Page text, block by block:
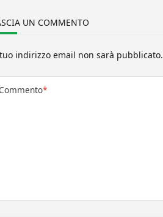
UN COMMENTO
indirizzo email non sarà pubblicato.
*